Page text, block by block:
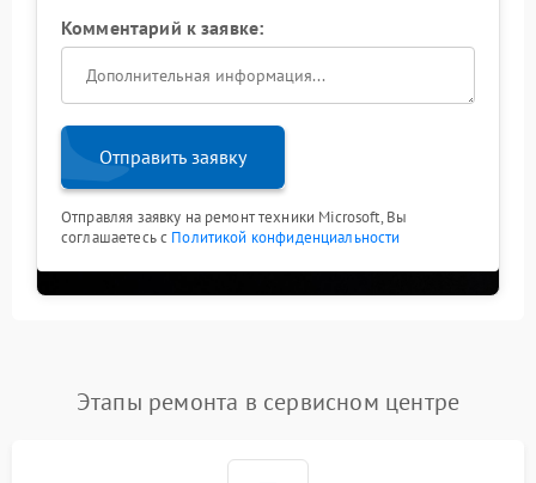
Комментарий к заявке:
Отправить заявку
Отправляя заявку на ремонт техники Microsoft, Вы
соглашаетесь с Политикой конфиденциальности
Этапы ремонта в сервисном центре